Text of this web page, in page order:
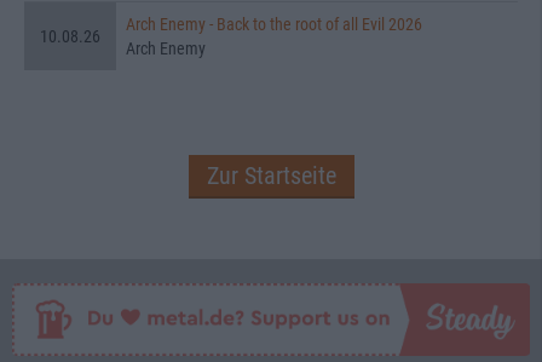
10.08.26
Arch Enemy - Back to the root of all Evil 2026
Arch Enemy
Zur Startseite